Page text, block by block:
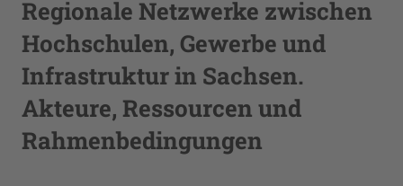
Regionale Netzwerke zwischen
Hochschulen, Gewerbe und
Infrastruktur in Sachsen.
Akteure, Ressourcen und
Rahmenbedingungen